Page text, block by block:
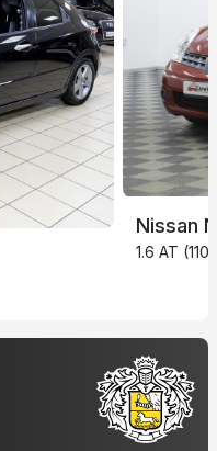
Nissan
1.6 AT